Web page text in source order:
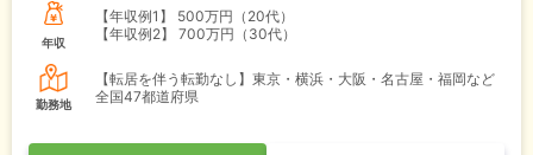
年収
【年収例1】
500万円（20代）
【年収例2】
700万円（30代）
勤務地
【転居を伴う転勤なし】東京・横浜・大阪・名古屋・福岡など
全国47都道府県